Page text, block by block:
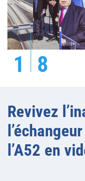
1 8
Revivez
l’A52 en